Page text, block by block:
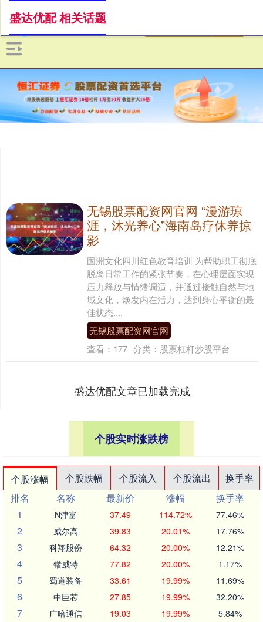
盛达优配 相关话题
无锡股票配资网官网 “漫游琼
涯，沐光养心”海南岛疗休养掠
影
国洲文化四川红色教育培训 为帮助职工彻底
脱离日常工作的紧张节奏，在心理层面实现
压力释放与情绪调适，并通过接触自然与地
域文化，焕发内在活力，达到身心平衡的最
佳状态....
无锡股票配资网官网
查看： 177 分类： 股票杠杆炒股平台
盛达优配文章已加载完成
个股实时涨跌榜
个股涨幅 个股跌幅 个股流入 个股流出
换手率
排名
名称 最新价 涨幅
换手率
1
N津富 37.49 114.72% 77.46%
2 威尔高 39.83 20.01% 17.76%
3 科翔股份 64.32 20.00% 12.21%
4 锴威特 77.82 20.00% 1.17%
5 蜀道装备 33.61 19.99% 11.69%
6 中巨芯 27.85 19.99% 32.20%
7 广哈通信 19.03 19.99% 5.84%